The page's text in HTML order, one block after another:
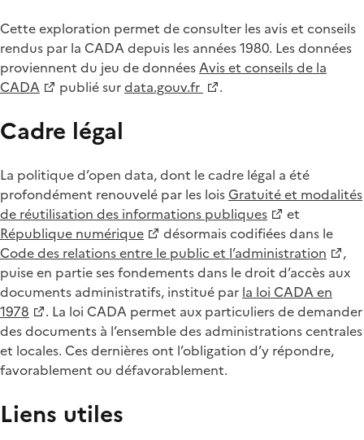
Cette exploration permet de consulter les avis et conseils
rendus par la CADA depuis les années 1980. Les données
proviennent du jeu de donnéesAvis et conseils de la
CADA
publié surdata.gouv.fr .
Cadre légal
La politique d’open data, dont le cadre légal a été
profondément renouvelé par les loisGratuité et modalités
de réutilisation des informations publiques
et
République numérique
désormais codifiées dans le
Code des relations entre le public et l’administration
,
puise en partie ses fondements dans le droit d’accès aux
documents administratifs, institué par la loi CADA en
1978
. La loi CADA permet aux particuliers de demander
des documents à l’ensemble des administrations centrales
et locales. Ces dernières ont l’obligation d’y répondre,
favorablement ou défavorablement.
Liens utiles